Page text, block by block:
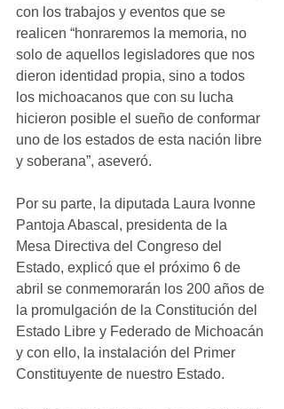
con los trabajos y eventos que se
realicen “honraremos la memoria, no
solo de aquellos legisladores que nos
dieron identidad propia, sino a todos
los michoacanos que con su lucha
hicieron posible el sueño de conformar
uno de los estados de esta nación libre
y soberana”, aseveró.
Por su parte, la diputada Laura Ivonne
Pantoja Abascal, presidenta de la
Mesa Directiva del Congreso del
Estado, explicó que el próximo 6 de
abril se conmemorarán los 200 años de
la promulgación de la Constitución del
Estado Libre y Federado de Michoacán
y con ello, la instalación del Primer
Constituyente de nuestro Estado.